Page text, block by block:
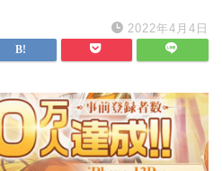
2022年4月4日